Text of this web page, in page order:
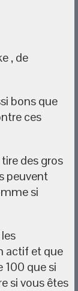
, de
bons que
ces
des gros
peuvent
si
actif et que
100 que si
si vous êtes